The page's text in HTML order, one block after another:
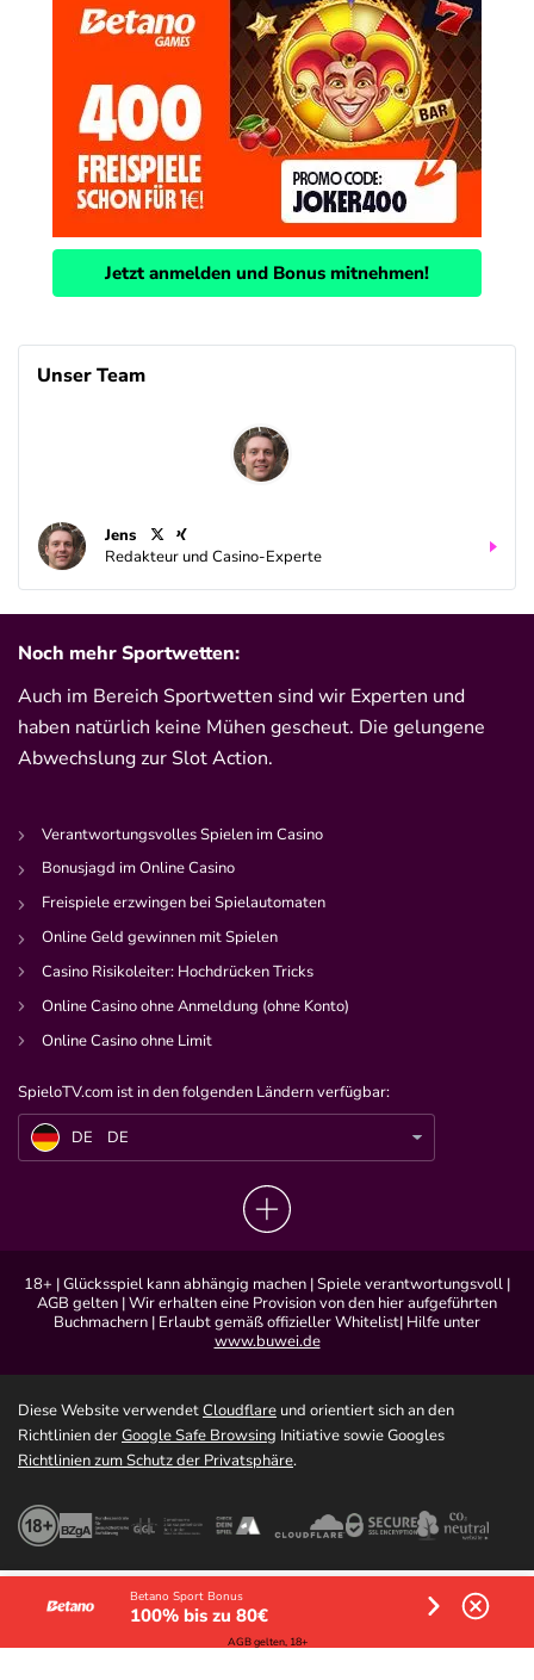
Jetzt anmelden und Bonus mitnehmen!
Unser Team
Jens
Redakteur und Casino-Experte
Noch mehr Sportwetten:
Auch im Bereich Sportwetten sind wir Experten und
haben natürlich keine Mühen gescheut. Die gelungene
Abwechslung zur Slot Action.
Verantwortungsvolles Spielen im Casino
Bonusjagd im Online Casino
Freispiele erzwingen bei Spielautomaten
Online Geld gewinnen mit Spielen
Casino Risikoleiter: Hochdrücken Tricks
Online Casino ohne Anmeldung (ohne Konto)
Online Casino ohne Limit
SpieloTV.com ist in den folgenden Ländern verfügbar:
DE
DE
18+ | Glücksspiel kann abhängig machen | Spiele verantwortungsvoll |
AGB gelten | Wir erhalten eine Provision von den hier aufgeführten
Buchmachern | Erlaubt gemäß offizieller Whitelist| Hilfe unter
www.buwei.de
Diese Website verwendetCloudflare und orientiert sich an den
Richtlinien derGoogle Safe Browsing Initiative sowie Googles
Richtlinien zum Schutz der Privatsphäre.
Betano Sport Bonus
100% bis zu 80€
AGB gelten, 18+